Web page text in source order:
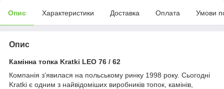
Опис Характеристики Доставка Оплата Умови
Опис
Камінна топка Kratki LEO 76 / 62
Компанія з’явилася на польському ринку 1998 року. Сьогодні
Kratki є одним з найвідоміших виробників топок, камінів,